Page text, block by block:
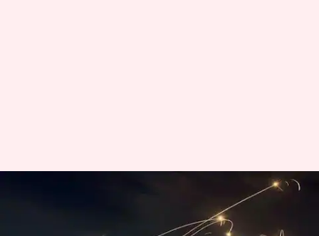
Iron Dome: ఐరన్‌ డోమ్‌ తయారీకి
అమెరికా సిద్ధం.. ట్రంప్‌ ప్రకటన